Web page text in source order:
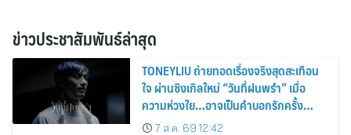
ข่าวประชาสัมพันธ์ล่าสุด
TONEYLIU ถ่ายทอดเรื่องจริงสุดสะเทือน
ใจ ผ่านซิงเกิลใหม่ “วันที่ฝนพรำ” เมื่อ
ความห่วงใย…อาจเป็นคำบอกรักครั้ง
สุดท้าย
7 ส.ค. 69 12:42